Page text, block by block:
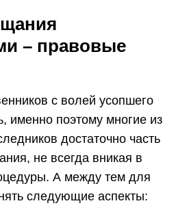
– правовые
с волей усопшего
именно поэтому многие из
достаточно часть
не всегда вникая в
А между тем для
следующие аспекты: